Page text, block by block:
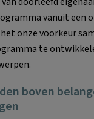
vanuit een
onze voorkeur
te
boven